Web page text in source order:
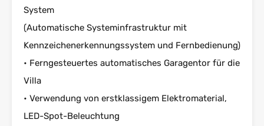
System
(Automatische Systeminfrastruktur mit
Kennzeichenerkennungssystem und Fernbedienung)
• Ferngesteuertes automatisches Garagentor für die
Villa
• Verwendung von erstklassigem Elektromaterial,
LED-Spot-Beleuchtung